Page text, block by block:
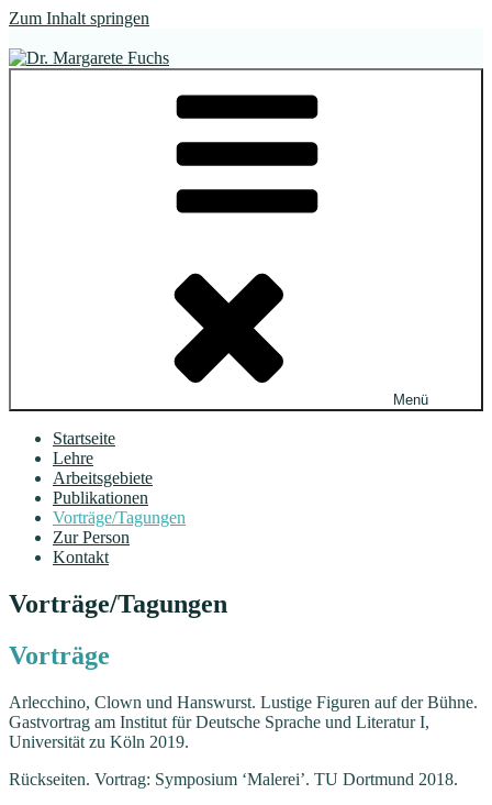
Zum Inhalt springen
Literaturwissenschaftlerin
Menü
Startseite
Lehre
Arbeitsgebiete
Publikationen
Vorträge/Tagungen
Zur Person
Kontakt
Vorträge/Tagungen
Vorträge
Arlecchino, Clown und Hanswurst. Lustige Figuren auf der Bühne.
Gastvortrag am Institut für Deutsche Sprache und Literatur I,
Universität zu Köln 2019.
Rückseiten. Vortrag: Symposium ‘Malerei’. TU Dortmund 2018.